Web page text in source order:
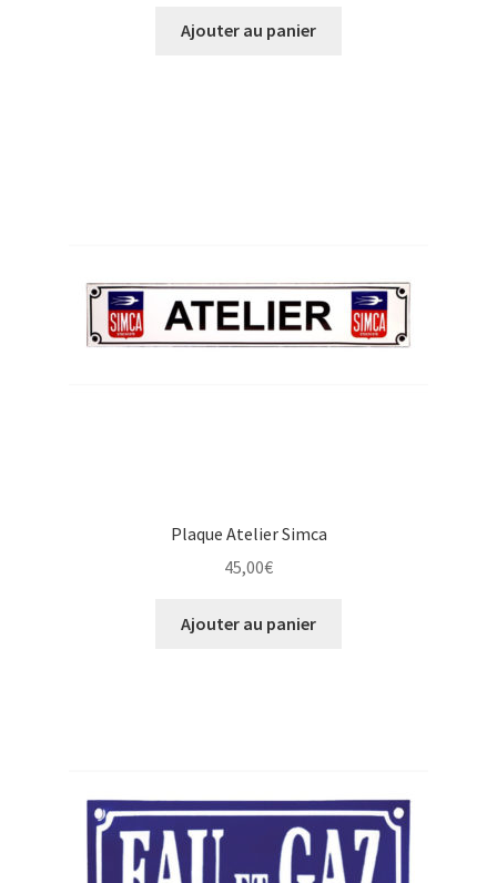
Ajouter au panier
Plaque Atelier Simca
45,00€
Ajouter au panier